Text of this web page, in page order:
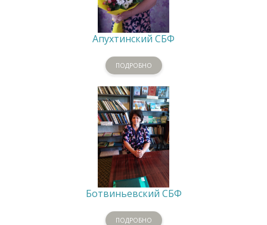
Апухтинский СБФ
ПОДРОБНО
Ботвиньевский СБФ
ПОДРОБНО